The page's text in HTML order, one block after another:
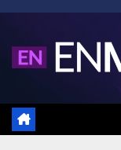
Saltar
contenido